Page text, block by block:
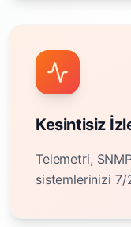
Kesintisiz
Telemetri,
sistemlerinizi